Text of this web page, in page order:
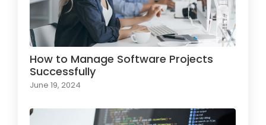
How to Manage Software Projects
Successfully
June 19, 2024